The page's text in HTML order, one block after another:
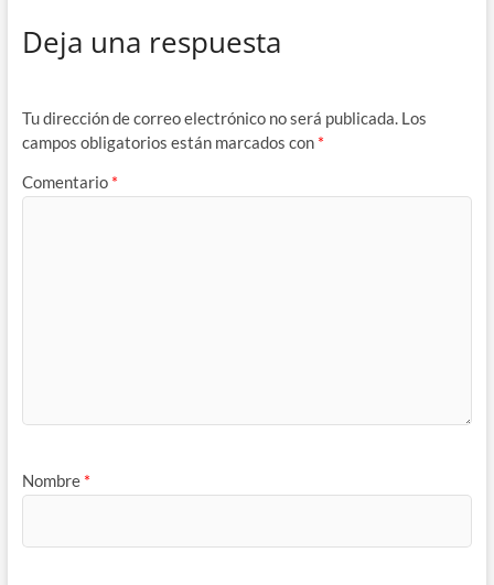
Deja una respuesta
Tu dirección de correo electrónico no será publicada. Los
campos obligatorios están marcados con *
Comentario *
Nombre *